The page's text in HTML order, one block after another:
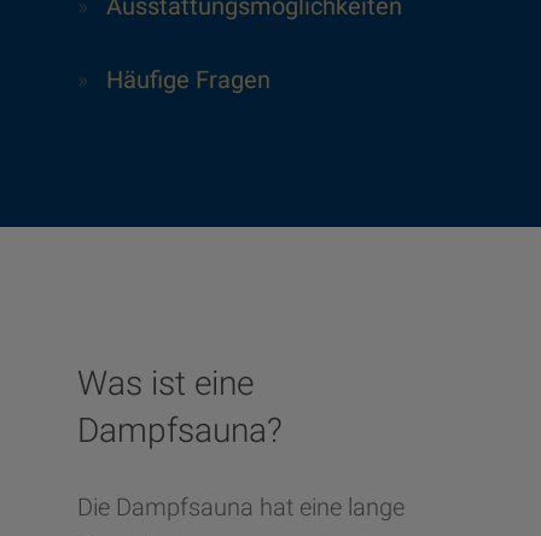
» Häufige Fragen
Was ist eine
Dampfsauna?
Die Dampfsauna hat eine lange